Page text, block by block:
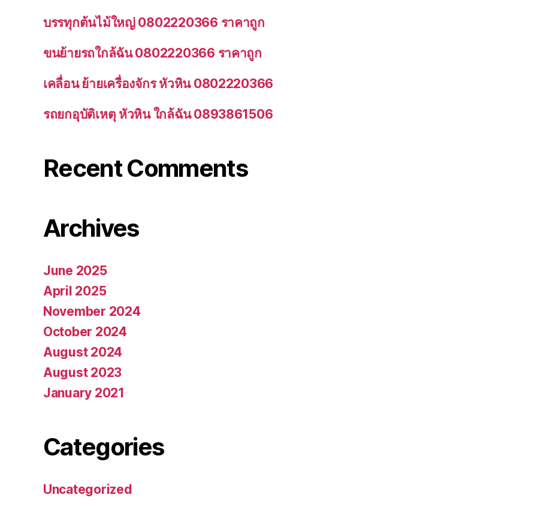
บรรทุกต้นไม้ใหญ่ 0802220366 ราคาถูก
ขนย้ายรถใกล้ฉัน 0802220366 ราคาถูก
เคลื่อน ย้ายเครื่องจักร หัวหิน 0802220366
รถยกอุบัติเหตุ หัวหิน ใกล้ฉัน 0893861506
Recent Comments
Archives
June 2025
April 2025
November 2024
October 2024
August 2024
August 2023
January 2021
Categories
Uncategorized